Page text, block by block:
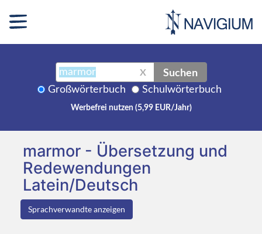
X Suchen
Großwörterbuch Schulwörterbuch
Werbefrei nutzen (5,99 EUR/Jahr)
marmor - Übersetzung und
Redewendungen
Latein/Deutsch
Sprachverwandte anzeigen